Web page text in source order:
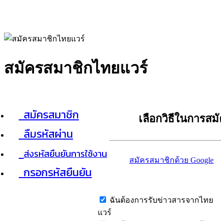
สมัครสมาชิกไทยแวร์
สมัครสมาชิก
ลืมรหัสผ่าน
ส่งรหัสยืนยันการใช้งาน
กรอกรหัสยืนยัน
เลือกวิธีในการส
สมัครสมาชิกด้วย Google
ฉันต้องการรับข่าวสารจากไทย
แวร์